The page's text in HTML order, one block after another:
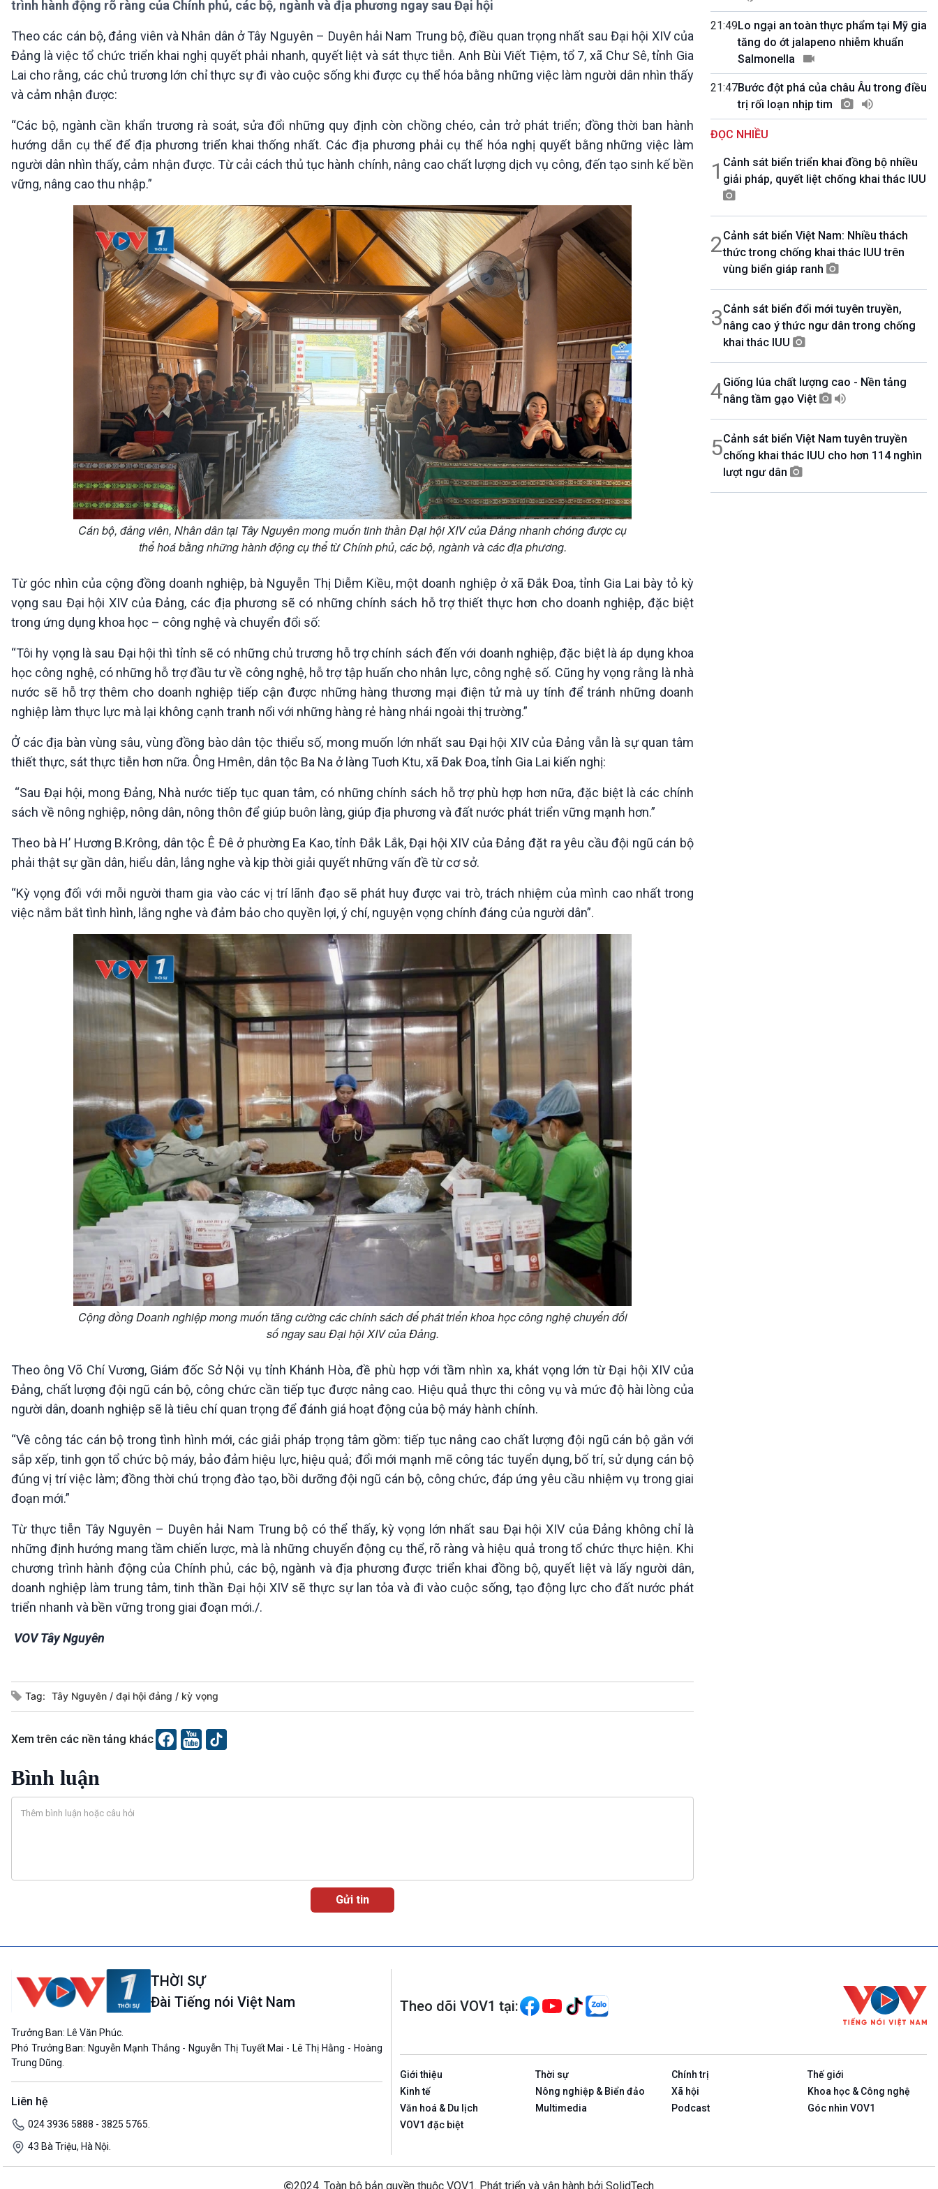
360 độ Sức khỏe
Tài nguyên và Môi trường
Chuyên gia của bạn
Xã hội chuyển động
Bước chân đến trường
Kết nối công nghệ
khí hậu
Chát với người nổi tiếng
Video
E-Magazine
Câu chuyện thời sự
Dòng chảy sự kiện
Đối thoại
Diễn đàn chủ nhật
Chuyện đêm
VOV1 đặc biệt
Thanh âm ký sự
Chân dung cuộc sống
Các chương trình đặc biệt
trình hành động rõ ràng của Chính phủ, các bộ, ngành và địa phương ngay sau Đại hội
Theo các cán bộ, đảng viên và Nhân dân ở Tây Nguyên – Duyên hải Nam Trung bộ, điều quan trọng nhất sau Đại hội XIV của
Đảng là việc tổ chức triển khai nghị quyết phải nhanh, quyết liệt và sát thực tiễn. Anh Bùi Viết Tiệm, tổ 7, xã Chư Sê, tỉnh Gia
Lai cho rằng, các chủ trương lớn chỉ thực sự đi vào cuộc sống khi được cụ thể hóa bằng những việc làm người dân nhìn thấy
và cảm nhận được:
“Các bộ, ngành cần khẩn trương rà soát, sửa đổi những quy định còn chồng chéo, cản trở phát triển; đồng thời ban hành
hướng dẫn cụ thể để địa phương triển khai thống nhất. Các địa phương phải cụ thể hóa nghị quyết bằng những việc làm
người dân nhìn thấy, cảm nhận được. Từ cải cách thủ tục hành chính, nâng cao chất lượng dịch vụ công, đến tạo sinh kế bền
vững, nâng cao thu nhập.”
Cán bộ, đảng viên, Nhân dân tại Tây Nguyên mong muốn tinh thần Đại hội XIV của Đảng nhanh chóng được cụ
thể hoá bằng những hành động cụ thể từ Chính phủ, các bộ, ngành và các địa phương.
Từ góc nhìn của cộng đồng doanh nghiệp, bà Nguyễn Thị Diễm Kiều, một doanh nghiệp ở xã Đắk Đoa, tỉnh Gia Lai bày tỏ kỳ
vọng sau Đại hội XIV của Đảng, các địa phương sẽ có những chính sách hỗ trợ thiết thực hơn cho doanh nghiệp, đặc biệt
trong ứng dụng khoa học – công nghệ và chuyển đổi số:
“Tôi hy vọng là sau Đại hội thì tỉnh sẽ có những chủ trương hỗ trợ chính sách đến với doanh nghiệp, đặc biệt là áp dụng khoa
học công nghệ, có những hỗ trợ đầu tư về công nghệ, hỗ trợ tập huấn cho nhân lực, công nghệ số. Cũng hy vọng rằng là nhà
nước sẽ hỗ trợ thêm cho doanh nghiệp tiếp cận được những hàng thương mại điện tử mà uy tính để tránh những doanh
nghiệp làm thực lực mà lại không cạnh tranh nổi với những hàng rẻ hàng nhái ngoài thị trường.”
Ở các địa bàn vùng sâu, vùng đồng bào dân tộc thiểu số, mong muốn lớn nhất sau Đại hội XIV của Đảng vẫn là sự quan tâm
thiết thực, sát thực tiễn hơn nữa. Ông Hmên, dân tộc Ba Na ở làng Tuơh Ktu, xã Đak Đoa, tỉnh Gia Lai kiến nghị:
“Sau Đại hội, mong Đảng, Nhà nước tiếp tục quan tâm, có những chính sách hỗ trợ phù hợp hơn nữa, đặc biệt là các chính
sách về nông nghiệp, nông dân, nông thôn để giúp buôn làng, giúp địa phương và đất nước phát triển vững mạnh hơn.”
Theo bà H’ Hương B.Krông, dân tộc Ê Đê ở phường Ea Kao, tỉnh Đắk Lắk, Đại hội XIV của Đảng đặt ra yêu cầu đội ngũ cán bộ
phải thật sự gần dân, hiểu dân, lắng nghe và kịp thời giải quyết những vấn đề từ cơ sở.
“Kỳ vọng đối với mỗi người tham gia vào các vị trí lãnh đạo sẽ phát huy được vai trò, trách nhiệm của mình cao nhất trong
việc nắm bắt tình hình, lắng nghe và đảm bảo cho quyền lợi, ý chí, nguyện vọng chính đáng của người dân”.
Cộng đồng Doanh nghiệp mong muốn tăng cường các chính sách để phát triển khoa học công nghệ chuyển đổi
số ngay sau Đại hội XIV của Đảng.
Theo ông Võ Chí Vương, Giám đốc Sở Nội vụ tỉnh Khánh Hòa, đề phù hợp với tầm nhìn xa, khát vọng lớn từ Đại hội XIV của
Đảng, chất lượng đội ngũ cán bộ, công chức cần tiếp tục được nâng cao. Hiệu quả thực thi công vụ và mức độ hài lòng của
người dân, doanh nghiệp sẽ là tiêu chí quan trọng để đánh giá hoạt động của bộ máy hành chính.
“Về công tác cán bộ trong tình hình mới, các giải pháp trọng tâm gồm: tiếp tục nâng cao chất lượng đội ngũ cán bộ gắn với
sắp xếp, tinh gọn tổ chức bộ máy, bảo đảm hiệu lực, hiệu quả; đổi mới mạnh mẽ công tác tuyển dụng, bố trí, sử dụng cán bộ
đúng vị trí việc làm; đồng thời chú trọng đào tạo, bồi dưỡng đội ngũ cán bộ, công chức, đáp ứng yêu cầu nhiệm vụ trong giai
đoạn mới.”
Từ thực tiễn Tây Nguyên – Duyên hải Nam Trung bộ có thể thấy, kỳ vọng lớn nhất sau Đại hội XIV của Đảng không chỉ là
những định hướng mang tầm chiến lược, mà là những chuyển động cụ thể, rõ ràng và hiệu quả trong tổ chức thực hiện. Khi
chương trình hành động của Chính phủ, các bộ, ngành và địa phương được triển khai đồng bộ, quyết liệt và lấy người dân,
doanh nghiệp làm trung tâm, tinh thần Đại hội XIV sẽ thực sự lan tỏa và đi vào cuộc sống, tạo động lực cho đất nước phát
triển nhanh và bền vững trong giai đoạn mới./.
VOV Tây Nguyên
Tag: Tây Nguyên đại hội đảng kỳ vọng
Xem trên các nền tảng khác
Bình luận
21:49Lo ngại an toàn thực phẩm tại Mỹ gia
tăng do ớt jalapeno nhiễm khuẩn
Salmonella
21:47Bước đột phá của châu Âu trong điều
trị rối loạn nhịp tim
ĐỌC NHIỀU
1 Cảnh sát biển triển khai đồng bộ nhiều
giải pháp, quyết liệt chống khai thác IUU
2Cảnh sát biển Việt Nam: Nhiều thách
thức trong chống khai thác IUU trên
vùng biển giáp ranh
3Cảnh sát biển đổi mới tuyên truyền,
nâng cao ý thức ngư dân trong chống
khai thác IUU
4Giống lúa chất lượng cao - Nền tảng
nâng tầm gạo Việt
5Cảnh sát biển Việt Nam tuyên truyền
chống khai thác IUU cho hơn 114 nghìn
lượt ngư dân
THỜI SỰ
Đài Tiếng nói Việt Nam
Trưởng Ban: Lê Văn Phúc.
Phó Trưởng Ban: Nguyễn Mạnh Thắng - Nguyễn Thị Tuyết Mai - Lê Thị Hằng - Hoàng
Trung Dũng.
Liên hệ
024 3936 5888 - 3825 5765.
43 Bà Triệu, Hà Nội.
Theo dõi VOV1 tại:
Giới thiệu Thời sự Chính trị
Thế giới
Kinh tế
Nông nghiệp & Biển đảo Xã hội
Khoa học & Công nghệ
Văn hoá & Du lịch
Multimedia Podcast
Góc nhìn VOV1
VOV1 đặc biệt
2024. Toàn bộ bản quyền thuộc VOV1. Phát triển và vận hành bởi SolidTech